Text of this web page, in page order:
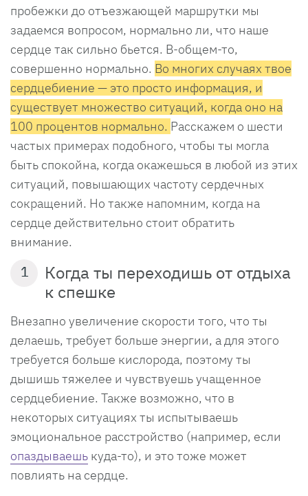
пробежки до отъезжающей маршрутки мы
задаемся вопросом, нормально ли, что наше
сердце так сильно бьется. В-общем-то,
совершенно нормально. Во многих случаях твое
сердцебиение — это просто информация, и
существует множество ситуаций, когда оно на
100 процентов нормально. Расскажем о шести
частых примерах подобного, чтобы ты могла
быть спокойна, когда окажешься в любой из этих
ситуаций, повышающих частоту сердечных
сокращений. Но также напомним, когда на
сердце действительно стоит обратить
внимание.
1
Когда ты переходишь от отдыха
к спешке
Внезапно увеличение скорости того, что ты
делаешь, требует больше энергии, а для этого
требуется больше кислорода, поэтому ты
дышишь тяжелее и чувствуешь учащенное
сердцебиение. Также возможно, что в
некоторых ситуациях ты испытываешь
эмоциональное расстройство (например, если
опаздываешь куда-то), и это тоже может
повлиять на сердце.